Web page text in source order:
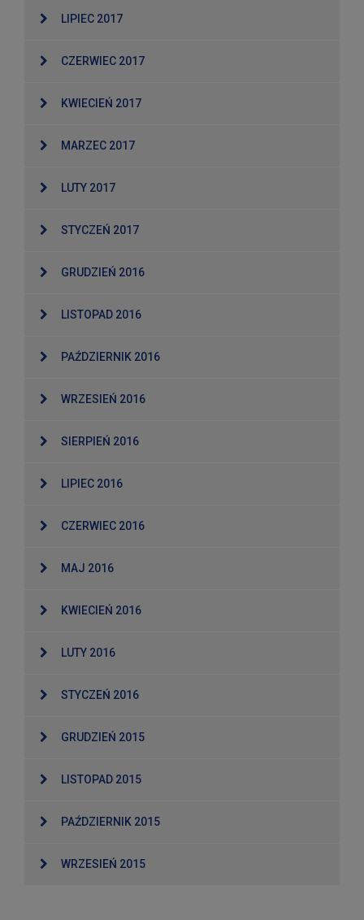
LIPIEC 2017
CZERWIEC 2017
KWIECIEŃ 2017
MARZEC 2017
LUTY 2017
STYCZEŃ 2017
GRUDZIEŃ 2016
LISTOPAD 2016
PAŹDZIERNIK 2016
WRZESIEŃ 2016
SIERPIEŃ 2016
LIPIEC 2016
CZERWIEC 2016
MAJ 2016
KWIECIEŃ 2016
LUTY 2016
STYCZEŃ 2016
GRUDZIEŃ 2015
LISTOPAD 2015
PAŹDZIERNIK 2015
WRZESIEŃ 2015